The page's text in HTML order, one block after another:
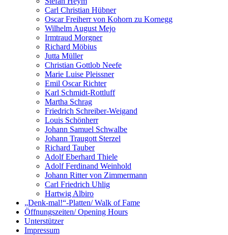
Carl Christian Hübner
Oscar Freiherr von Kohorn zu Kornegg
Wilhelm August Mejo
Irmtraud Morgner
Richard Möbius
Jutta Müller
Christian Gottlob Neefe
Marie Luise Pleissner
Emil Oscar Richter
Karl Schmidt-Rottluff
Martha Schrag
Friedrich Schreiber-Weigand
Louis Schönherr
Johann Samuel Schwalbe
Johann Traugott Sterzel
Richard Tauber
Adolf Eberhard Thiele
Adolf Ferdinand Weinhold
Johann Ritter von Zimmermann
Carl Friedrich Uhlig
Hartwig Albiro
„Denk-mal!“-Platten/ Walk of Fame
Öffnungszeiten/ Opening Hours
Unterstützer
Impressum